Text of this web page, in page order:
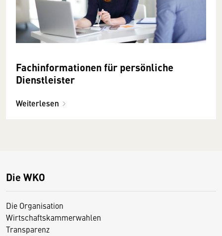
Fachinformationen für persönliche
Dienstleister
Weiterlesen
Die WKO
Die Organisation
Wirtschaftskammerwahlen
Transparenz